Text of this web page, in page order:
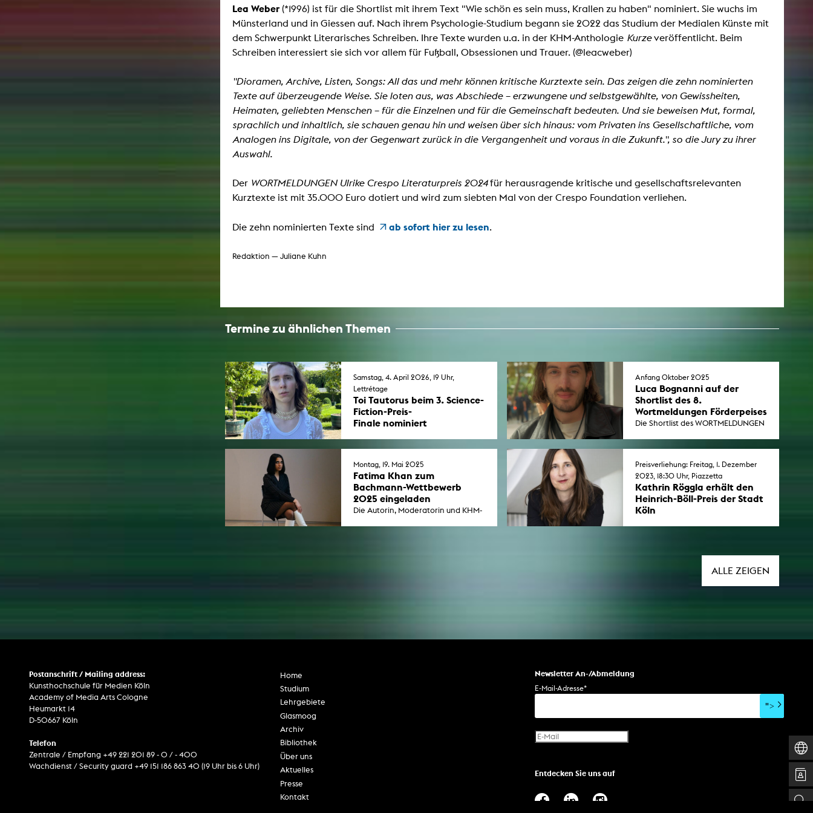
Lea Weber (*1996) ist für die Shortlist mit ihrem Text "Wie schön es sein muss, Krallen zu haben" nominiert. Sie wuchs im
Münsterland und in Giessen auf. Nach ihrem Psychologie-Studium begann sie 2022 das Studium der Medialen Künste mit
dem Schwerpunkt Literarisches Schreiben. Ihre Texte wurden u.a. in der KHM-Anthologie Kurzeveröffentlicht. Beim
Schreiben interessiert sie sich vor allem für Fußball, Obsessionen und Trauer. (@leacweber)
"Dioramen, Archive, Listen, Songs: All das und mehr können kritische Kurztexte sein. Das zeigen die zehn nominierten
Texte auf überzeugende Weise. Sie loten aus, was Abschiede – erzwungene und selbstgewählte, von Gewissheiten,
Heimaten, geliebten Menschen – für die Einzelnen und für die Gemeinschaft bedeuten. Und sie beweisen Mut, formal,
sprachlich und inhaltlich, sie schauen genau hin und weisen über sich hinaus: vom Privaten ins Gesellschaftliche, vom
Analogen ins Digitale, von der Gegenwart zurück in die Vergangenheit und voraus in die Zukunft.", so die Jury zu ihrer
Auswahl.
Der WORTMELDUNGEN Ulrike Crespo Literaturpreis 2024für herausragende kritische und gesellschaftsrelevanten
Kurztexte ist mit 35.000 Euro dotiert und wird zum siebten Mal von der Crespo Foundation verliehen.
Die zehn nominierten Texte sind ab sofort hier zu lesen.
Redaktion — Juliane Kuhn
Termine zu ähnlichen Themen
Samstag, 4. April 2026, 19 Uhr,
Lettrétage
Toi Tautorus beim 3. Science-
Fiction-Preis-
Finale nominiert
Anfang Oktober 2025
Luca Bognanni auf der
Shortlist des 8.
Wortmeldungen Förderpeises
Die Shortlist des WORTMELDUNGEN
Frankfurt/M.
Montag, 19. Mai 2025
Fatima Khan zum
Bachmann-Wettbewerb
2025 eingeladen
Die Autorin, Moderatorin und KHM-
Preisverliehung: Freitag, 1. Dezember
2023, 18:30 Uhr, Piazzetta
Kathrin Röggla erhält den
Heinrich-Böll-Preis der Stadt
Köln
Dezember 2023 im Kölner Rathaus
ALLE ZEIGEN
Newsletter An-/Abmeldung
E-Mail-Adresse*
">
Postanschrift / Mailing address:
Kunsthochschule für Medien Köln
Academy of Media Arts Cologne
Heumarkt 14
D-50667 Köln
Telefon
Zentrale / Empfang +49 221 201 89 - 0 / - 400
Wachdienst / Security guard +49 151 186 863 40 (19 Uhr bis 6 Uhr)
Home
Studium
Lehrgebiete
Glasmoog
Archiv
Bibliothek
Über uns
Aktuelles
Presse
Kontakt
Entdecken Sie uns auf
Publikationen Lehrende
Top 10 Ausleihe
Rara
Open Access
In Erinnerung
Meldestelle Hinweisgeberschutzgesetz